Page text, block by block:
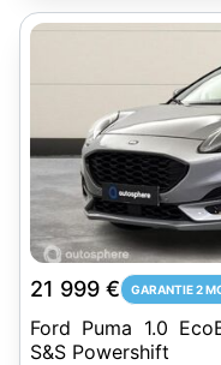
21 999 € GARANTIE 2
Ford Puma 1.0
S&S Powershift